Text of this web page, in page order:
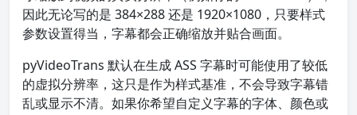
因此无论写的是 384×288 还是 1920×1080，只要样式
参数设置得当，字幕都会正确缩放并贴合画面。
pyVideoTrans 默认在生成 ASS 字幕时可能使用了较低
的虚拟分辨率，这只是作为样式基准，不会导致字幕错
乱或显示不清。如果你希望自定义字幕的字体、颜色或